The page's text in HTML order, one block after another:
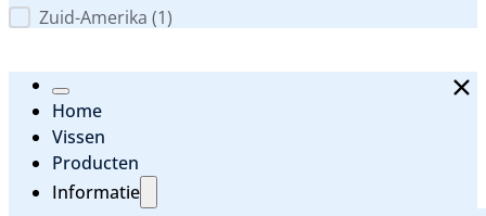
Zuid-Amerika (1)
Home
Vissen
Producten
Informatie